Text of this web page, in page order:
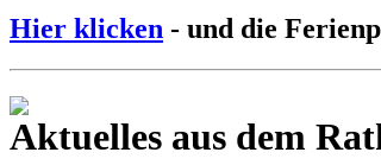
Hier klicken - und die
Aktuelles aus dem